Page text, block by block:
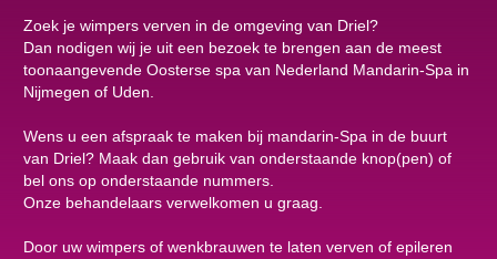
Zoek je wimpers verven in de omgeving van Driel?
Dan nodigen wij je uit een bezoek te brengen aan de meest
toonaangevende Oosterse spa van Nederland Mandarin-Spa in
Nijmegen of Uden.
Wens u een afspraak te maken bij mandarin-Spa in de buurt
van Driel? Maak dan gebruik van onderstaande knop(pen) of
bel ons op onderstaande nummers.
Onze behandelaars verwelkomen u graag.
Door uw wimpers of wenkbrauwen te laten verven of epileren